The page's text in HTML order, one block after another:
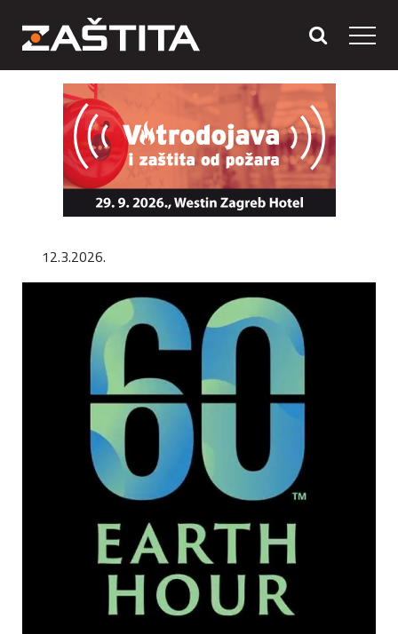
12.3.2026.